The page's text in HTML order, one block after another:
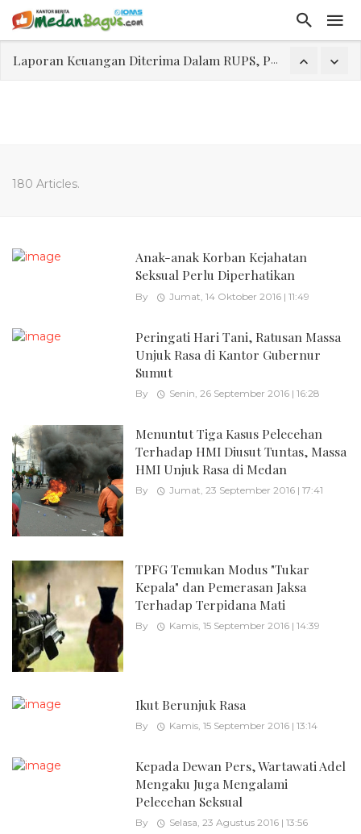
Laporan Keuangan Diterima Dalam RUPS, Pelaporan Hingga Penahanan Mantan Direktur PT GKS Dinilai Rancu
180 Articles.
Anak-anak Korban Kejahatan
Seksual Perlu Diperhatikan
By Jumat, 14 Oktober 2016 | 11:49
Peringati Hari Tani, Ratusan Massa
Unjuk Rasa di Kantor Gubernur
Sumut
By Senin, 26 September 2016 | 16:28
Menuntut Tiga Kasus Pelecehan
Terhadap HMI Diusut Tuntas, Massa
HMI Unjuk Rasa di Medan
By Jumat, 23 September 2016 | 17:41
TPFG Temukan Modus "Tukar
Kepala" dan Pemerasan Jaksa
Terhadap Terpidana Mati
By Kamis, 15 September 2016 | 14:39
Ikut Berunjuk Rasa
By Kamis, 15 September 2016 | 13:14
Kepada Dewan Pers, Wartawati Adel
Mengaku Juga Mengalami
Pelecehan Seksual
By Selasa, 23 Agustus 2016 | 13:56